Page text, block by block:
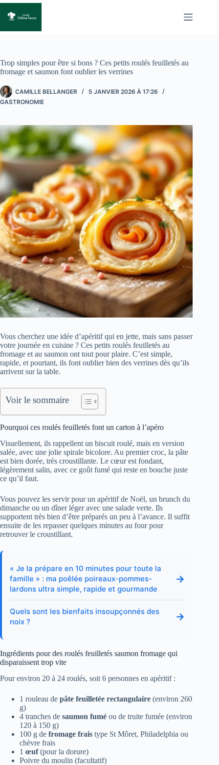
Passer
contenu
Trop simples pour être si bons ? Ces petits roulés feuilletés au
fromage et saumon font oublier les verrines
CAMILLE BELLANGER
5 JANVIER 2026 À 17:26
GASTRONOMIE
Vous cherchez une idée d’apéritif qui en jette, mais sans passer
votre journée en cuisine ? Ces petits roulés feuilletés au
fromage et au saumon ont tout pour plaire. C’est simple,
rapide, et pourtant, ils font oublier bien des verrines dès qu’ils
arrivent sur la table.
Voir le sommaire
Pourquoi ces roulés feuilletés font un carton à l’apéro
Visuellement, ils rappellent un biscuit roulé, mais en version
salée, avec une jolie spirale bicolore. Au premier croc, la pâte
est bien dorée, très croustillante. Le cœur est fondant,
légèrement salin, avec ce goût fumé qui reste en bouche juste
ce qu’il faut.
Vous pouvez les servir pour un apéritif de Noël, un brunch du
dimanche ou un dîner léger avec une salade verte. Ils
supportent très bien d’être préparés un peu à l’avance. Il suffit
ensuite de les repasser quelques minutes au four pour
retrouver le croustillant.
« Je la prépare en 10 minutes pour toute la
famille » : ma poêlée poireaux-pommes-
lardons ultra simple, rapide et gourmande
→
Quels sont les bienfaits insoupçonnés des
noix ?
→
Ingrédients pour des roulés feuilletés saumon fromage qui
disparaissent trop vite
Pour environ 20 à 24 roulés, soit 6 personnes en apéritif :
1 rouleau de pâte feuilletée rectangulaire (environ 260
g)
4 tranches de saumon fumé ou de truite fumée (environ
120 à 150 g)
100 g de fromage frais type St Môret, Philadelphia ou
chèvre frais
1 œuf(pour la dorure)
Poivre du moulin (facultatif)